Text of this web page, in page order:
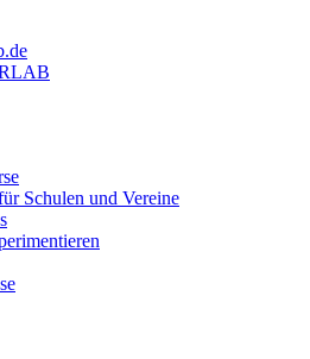
Schulen und Vereine